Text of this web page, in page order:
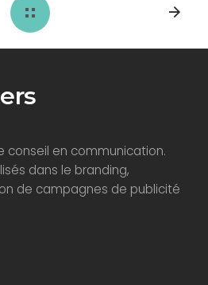
conseil en communication.
dans le branding,
de campagnes de publicité